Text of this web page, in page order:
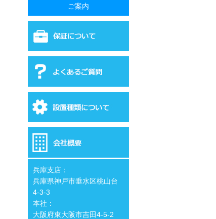
ご案内
兵庫支店：
兵庫県神戸市垂水区桃山台
4-3-3
本社：
大阪府東大阪市吉田4-5-2